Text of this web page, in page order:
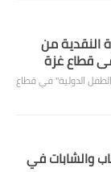
النقدية من
قطاع غزة
الدولية" في قطاع
والشابات في